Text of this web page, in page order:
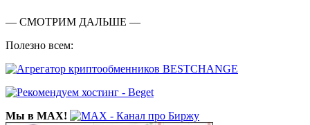
— СМОТРИМ ДАЛЬШЕ —
Полезно всем:
Мы в MAX!